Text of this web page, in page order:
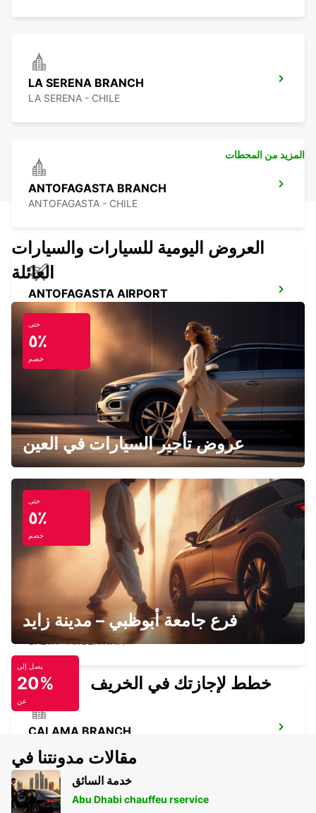
LA SERENA BRANCH
LA SERENA - CHILE
ANTOFAGASTA BRANCH
ANTOFAGASTA - CHILE
ANTOFAGASTA AIRPORT
ANTOFAGASTA - CHILE
TUCUMAN BENJAMIN MATIENZO
AIRPORT
SAN MIGUEL DE TUCUMAN - ARGENTINA
CALAMA AIRPORT
CALAMA - CHILE
SALTA MIGUEL DE GUEMES AIRPORT
SALTA - ARGENTINA
CALAMA BRANCH
المزيد من المحطات
العروض اليومية للسيارات والسيارات
العائلة
حتى
٥٪
خصم
عروض تأجير السيارات في العين
حتى
٥٪
خصم
فرع جامعة أبوظبي – مدينة زايد
يصل إلى
20%
عن
خطط لإجازتك في الخريف
مقالات مدونتنا في
خدمة السائق
Abu Dhabi chauffeu rservice